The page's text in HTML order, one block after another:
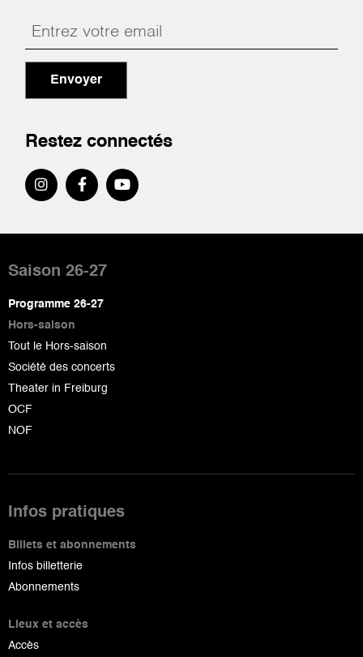
Envoyer
Restez connectés
de
page
Saison 26-27
Programme 26-27
Hors-saison
Tout le Hors-saison
Société des concerts
Theater in Freiburg
OCF
NOF
Infos pratiques
Billets et abonnements
Infos billetterie
Abonnements
Lieux et accès
Accès